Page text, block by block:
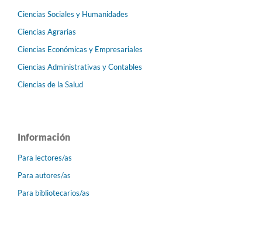
Ciencias Sociales y Humanidades
Ciencias Agrarias
Ciencias Económicas y Empresariales
Ciencias Administrativas y Contables
Ciencias de la Salud
Información
Para lectores/as
Para autores/as
Para bibliotecarios/as